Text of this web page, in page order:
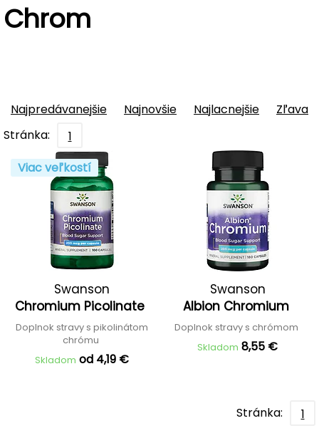
Chrom
Najpredávanejšie Najnovšie Najlacnejšie
Zľava
Stránka:
1
Viac veľkostí
Swanson
Chromium Picolinate
Doplnok stravy s pikolinátom
chrómu
Skladom od 4,19 €
Swanson
Albion Chromium
Doplnok stravy s chrómom
Skladom 8,55 €
Stránka: 1